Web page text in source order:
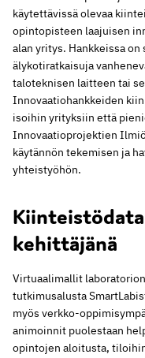
käytettävissä olevaa
opintopisteen laajuisen
alan yritys. Hankkeissa
älykotiratkaisuja
taloteknisen laitteen tai
Innovaatiohankkeiden
isoihin yrityksiin että
Innovaatioprojektien
käytännön tekemisen ja
yhteistyöhön.
kehittäjänä
Virtuaalimallit
tutkimusalusta
myös verkko-
animoinnit puolestaan
opintojen aloitusta,